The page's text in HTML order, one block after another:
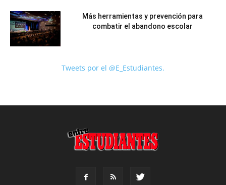
Más herramientas y prevención para
combatir el abandono escolar
Tweets por el @E_Estudiantes.